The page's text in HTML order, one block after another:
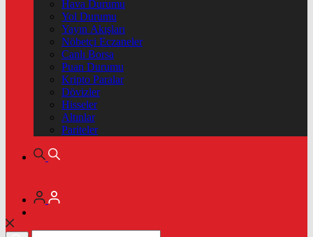
Hava Durumu
Yol Durumu
Yayın Akışları
Nöbetçi Eczaneler
Canlı Borsa
Puan Durumu
Kripto Paralar
Dövizler
Hisseler
Altınlar
Pariteler